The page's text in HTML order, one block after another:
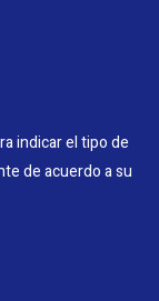
indicar el tipo de
de acuerdo a su